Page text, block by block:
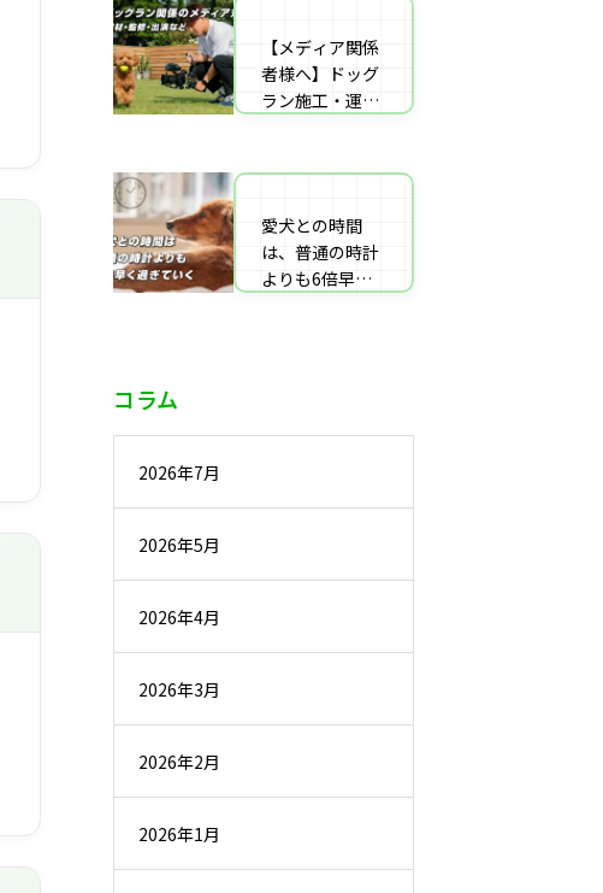
を施工
【メディア関係
者様へ】ドッグ
ラン施工・運営
材・出演・執筆
愛犬との時間
は、普通の時計
よりも6倍早く
コラム
2026年7月
2026年5月
2026年4月
2026年3月
2026年2月
2026年1月